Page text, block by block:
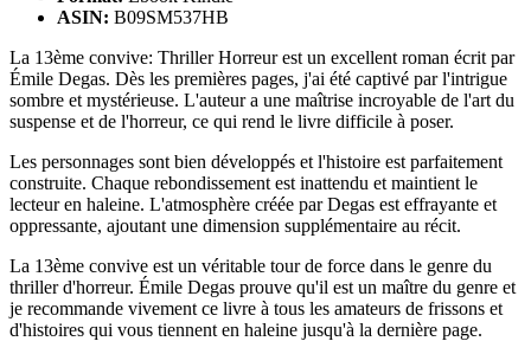
ASIN: B09SM537HB
La 13ème convive: Thriller Horreur est un excellent roman écrit par
Émile Degas. Dès les premières pages, j'ai été captivé par l'intrigue
sombre et mystérieuse. L'auteur a une maîtrise incroyable de l'art du
suspense et de l'horreur, ce qui rend le livre difficile à poser.
Les personnages sont bien développés et l'histoire est parfaitement
construite. Chaque rebondissement est inattendu et maintient le
lecteur en haleine. L'atmosphère créée par Degas est effrayante et
oppressante, ajoutant une dimension supplémentaire au récit.
La 13ème convive est un véritable tour de force dans le genre du
thriller d'horreur. Émile Degas prouve qu'il est un maître du genre et
je recommande vivement ce livre à tous les amateurs de frissons et
d'histoires qui vous tiennent en haleine jusqu'à la dernière page.